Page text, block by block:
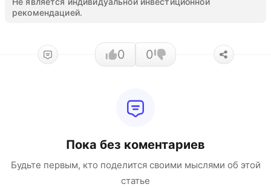
рекомендацией.
0 0
Пока без коментариев
Будьте первым, кто поделится своими мыслями об этой
статье